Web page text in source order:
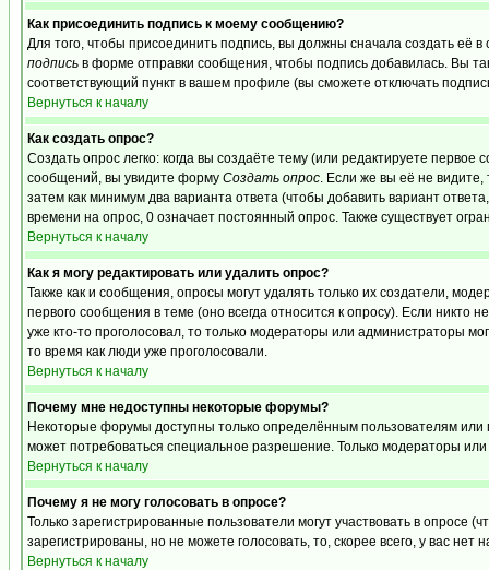
Как присоединить подпись к моему сообщению?
Для того, чтобы присоединить подпись, вы должны сначала создать её
подпись в форме отправки сообщения, чтобы подпись добавилась. Вы
соответствующий пункт в вашем профиле (вы сможете отключать
Вернуться к началу
Как создать опрос?
Создать опрос легко: когда вы создаёте тему (или редактируете
сообщений, вы увидите форму Создать опрос. Если же вы её не видите,
затем как минимум два варианта ответа (чтобы добавить вариант
времени на опрос, 0 означает постоянный опрос. Также существует
Вернуться к началу
Как я могу редактировать или удалить опрос?
Также как и сообщения, опросы могут удалять только их создатели,
первого сообщения в теме (оно всегда относится к опросу). Если никто
уже кто-то проголосовал, то только модераторы или администраторы
то время как люди уже проголосовали.
Вернуться к началу
Почему мне недоступны некоторые форумы?
Некоторые форумы доступны только определённым пользователям или
может потребоваться специальное разрешение. Только модераторы
Вернуться к началу
Почему я не могу голосовать в опросе?
Только зарегистрированные пользователи могут участвовать в опросе
зарегистрированы, но не можете голосовать, то, скорее всего, у вас нет
Вернуться к началу